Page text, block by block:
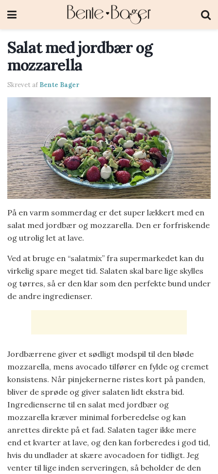
Salat med jordbær og
mozzarella
Skrevet af Bente Bager
På en varm sommerdag er det super lækkert med en
salat med jordbær og mozzarella. Den er forfriskende
og utrolig let at lave.
Ved at bruge en “salatmix” fra supermarkedet kan du
virkelig spare meget tid. Salaten skal bare lige skylles
og tørres, så er den klar som den perfekte bund under
de andre ingredienser.
Jordbærrene giver et sødligt modspil til den bløde
mozzarella, mens avocado tilfører en fylde og cremet
konsistens. Når pinjekernerne ristes kort på panden,
bliver de sprøde og giver salaten lidt ekstra bid.
Ingredienserne til en salat med jordbær og
mozzarella kræver minimal forberedelse og kan
anrettes direkte på et fad. Salaten tager ikke mere
end et kvarter at lave, og den kan forberedes i god tid,
hvis du undlader at skære avocadoen for tidligt. Jeg
venter til lige inden serveringen, så beholder de den